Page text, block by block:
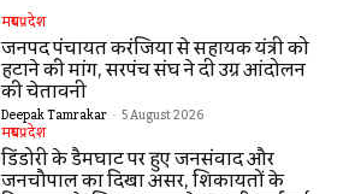
मध्यप्रदेश
जनपद पंचायत करंजिया से सहायक यंत्री को
हटाने की मांग, सरपंच संघ ने दी उग्र आंदोलन
की चेतावनी
Deepak Tamrakar - 5 August 2026
मध्यप्रदेश
डिंडोरी के डैमघाट पर हुए जनसंवाद और
जनचौपाल का दिखा असर, शिकायतों के